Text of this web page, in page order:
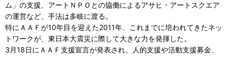
ム」の支援、アートＮＰＯとの協働によるアサヒ・アートスクエア
の運営など、手法は多岐に渡る。
特にＡＡＦが10年目を迎えた2011年、これまでに培われてきたネッ
トワークが、東日本大震災に際して大きな力を発揮した。
3月18日にＡＡＦ支援宣言が発表され、人的支援や活動支援募金、